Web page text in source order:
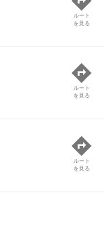
ルート
を見る
ルート
を見る
ルート
を見る